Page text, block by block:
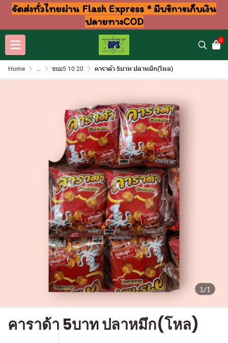
จัดส่งทั่วไทยผ่าน Flash Express * มีบริการเก็บเงิน
ปลายทางCOD
0
Home ... ขนม5 10 20 คาราด้า 5บาท ปลาหมึก(โหล)
1/1
คาราด้า 5บาท ปลาหมึก(โหล)